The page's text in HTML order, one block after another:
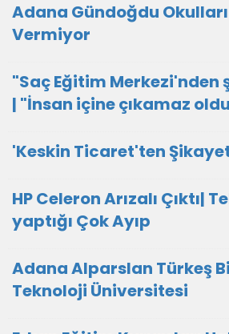
Adana Gündoğdu
Vermiyor
"Saç Eğitim
| "İnsan içine çıkamaz
'Keskin Ticaret'ten
HP Celeron Arızalı Çıktı|
yaptığı Çok Ayıp
Adana Alparslan Türkeş
Teknoloji Üniversitesi